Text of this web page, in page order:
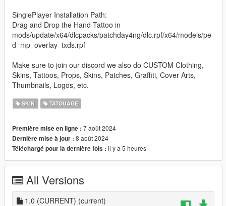
SinglePlayer Installation Path:
Drag and Drop the Hand Tattoo in
mods/update/x64/dlcpacks/patchday4ng/dlc.rpf/x64/models/pe
d_mp_overlay_txds.rpf
Make sure to join our discord we also do CUSTOM Clothing,
Skins, Tattoos, Props, Skins, Patches, Graffiti, Cover Arts,
Thumbnails, Logos, etc.
SKIN TATOUAGE
Première mise en ligne : 7 août 2024
Dernière mise à jour : 8 août 2024
Téléchargé pour la dernière fois : il y a 5 heures
All Versions
1.0 (CURRENT) (current)